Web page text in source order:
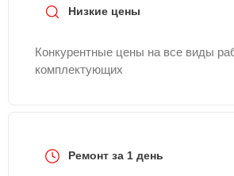
Низкие цены
Конкурентные цены на все виды
комплектующих
Ремонт за 1 день